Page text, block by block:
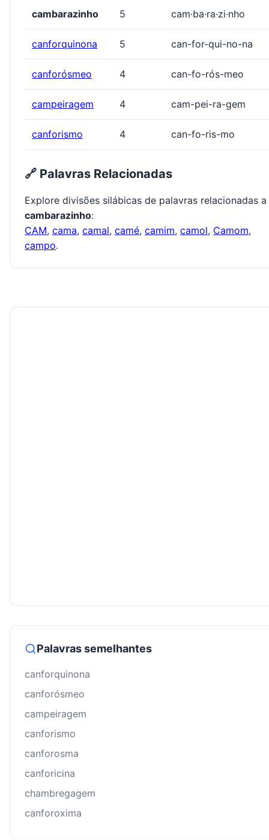
cambarazinho 5 cam·ba·ra·zi·nho
canforquinona 5 can-for-qui-no-na
canforósmeo 4 can-fo-rós-meo
campeiragem 4 cam-pei-ra-gem
canforismo 4 can-fo-ris-mo
🔗 Palavras Relacionadas
Explore divisões silábicas de palavras relacionadas a
cambarazinho:
CAM, cama, camal, camé, camim, camol, Camom,
campo.
Palavras semelhantes
canforquinona
canforósmeo
campeiragem
canforismo
canforosma
canforicina
chambregagem
canforoxima